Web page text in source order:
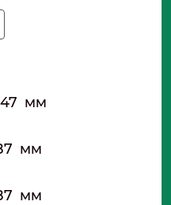
мм
мм
мм